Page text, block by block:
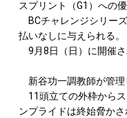
スプリント（G1）への
BCチャレンジシリー
払いなしに与えられる。
9月8日（日）に開催さ
新谷功一調教師が管理
11頭立ての外枠からス
ンプライドは終始脅か